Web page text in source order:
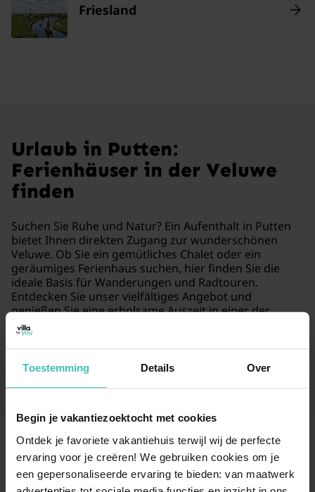
Toestemming Details Over
Begin je vakantiezoektocht met cookies
Ontdek je favoriete vakantiehuis terwijl wij de perfecte
ervaring voor je creëren! We gebruiken cookies om je
een gepersonaliseerde ervaring te bieden: van maatwerk
Friesland
Urlaub in Putten:
Ferienhäuser in der Veluwe
finden
Suchen Sie Ruhe und Natur? Ein Aufenthalt in Putten
bietet Ihnen direkten Zugang zur wunderschönen
Veluwe. Ob Sie ein gemütliches Chalet oder ein
geräumiges Ferienhaus suchen, hier finden Sie die
ideale Basis für Wanderungen und Radtouren.
Entdecken Sie unser vielfältiges Angebot und
genießen Sie eine erholsame Auszeit in einer der
grünsten Gemeinden der Niederlande.
Häufig gestellte Fragen